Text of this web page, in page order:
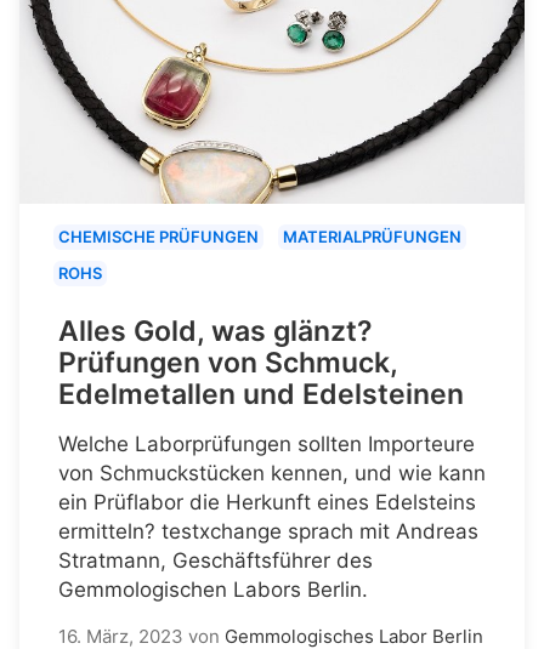
CHEMISCHE PRÜFUNGEN
MATERIALPRÜFUNGEN
ROHS
Alles Gold, was glänzt?
Prüfungen von Schmuck,
Edelmetallen und Edelsteinen
Welche Laborprüfungen sollten Importeure
von Schmuckstücken kennen, und wie kann
ein Prüflabor die Herkunft eines Edelsteins
ermitteln? testxchange sprach mit Andreas
Stratmann, Geschäftsführer des
Gemmologischen Labors Berlin.
16. März, 2023 von Gemmologisches Labor Berlin